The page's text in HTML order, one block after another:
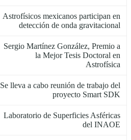
Astrofísicos mexicanos participan en
detección de onda gravitacional
Sergio Martínez González, Premio a
la Mejor Tesis Doctoral en
Astrofísica
Se lleva a cabo reunión de trabajo del
proyecto Smart SDK
Laboratorio de Superficies Asféricas
del INAOE